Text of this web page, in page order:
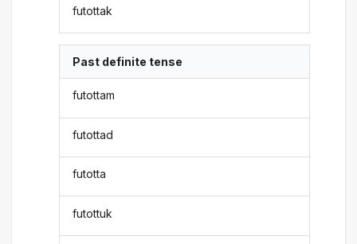
futottak
Past definite tense
futottam
futottad
futotta
futottuk